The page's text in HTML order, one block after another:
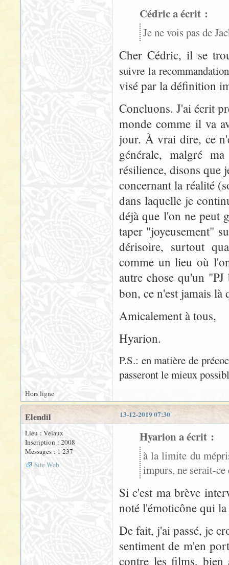
Cédric a écrit :
Je ne vois pas de
Cher Cédric, il se
suivre la
visé par la définition
Concluons. J'ai écrit
monde comme il va
jour. À vrai dire, ce
générale, malgré
résilience, disons que
concernant la réalité
dans laquelle je
déjà que l'on ne peut
taper "joyeusement"
dérisoire, surtout
comme un lieu où
autre chose qu'un
bon, ce n'est jamais
Amicalement à tous,
Hyarion.
P.S.: en matière de
passeront le mieux
Hors ligne
13-12-2019 07:30
Elendil
Lieu : Velaux
Inscription : 2008
Messages : 1 237
Site Web
Hyarion a écrit :
à la limite du
impurs, ne serait-
Si c'est ma brève
noté l'émoticône qui
De fait, j'ai passé, je
sentiment de m'en
contre les films, bien